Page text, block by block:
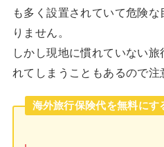
も多く設置されていて危険
りません。
しかし現地に慣れていない
れてしまうこともあるので注
海外旅行保険代を無料にす